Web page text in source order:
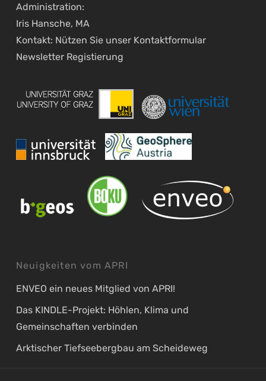
Administration:
Iris Hansche, MA
Kontakt: Nützen Sie unser Kontaktformular
Newsletter Registierung
Neuigkeiten vom APRI
ENVEO ein neues Mitglied von APRI!
Das KINDLE-Projekt: Höhlen, Klima und
Gemeinschaften verbinden
Arktischer Tiefseebergbau am Scheideweg